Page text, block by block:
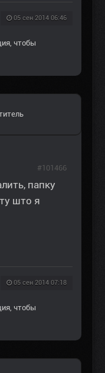
05 сен 2014 06:46
, чтобы
папку
што я
05 сен 2014 07:18
#101466
, чтобы